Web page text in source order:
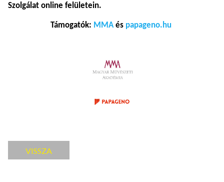
Szolgálat online felületein.
Támogatók: MMAés papageno.hu
VISSZA